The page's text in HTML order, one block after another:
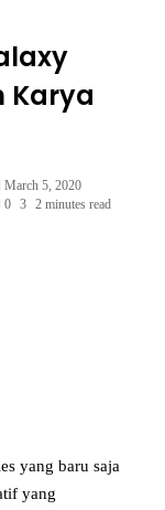
Karya
March 5, 2020
0 3 2 minutes read
yang baru saja
yang